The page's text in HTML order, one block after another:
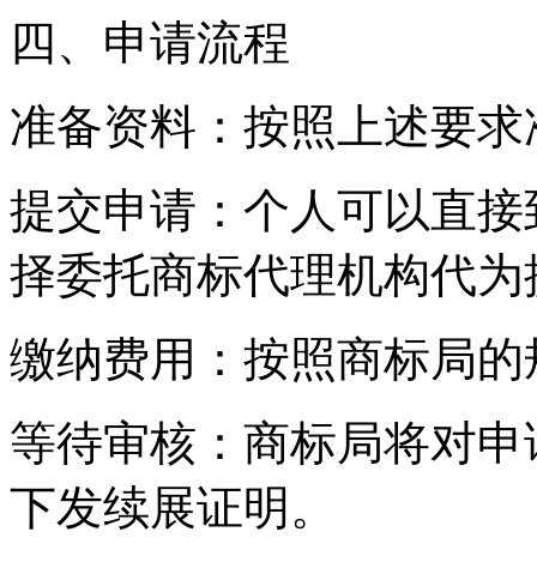
四、申请流程
准备资料‌：按照上述要
提交申请‌：个人可以直
择委托商标代理机构代为
缴纳费用‌：按照商标局
等待审核‌：商标局将对
下发续展证明。